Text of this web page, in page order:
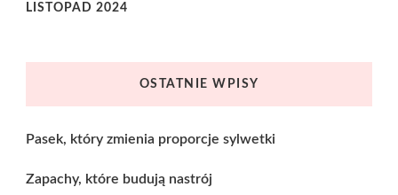
LISTOPAD 2024
OSTATNIE WPISY
Pasek, który zmienia proporcje sylwetki
Zapachy, które budują nastrój